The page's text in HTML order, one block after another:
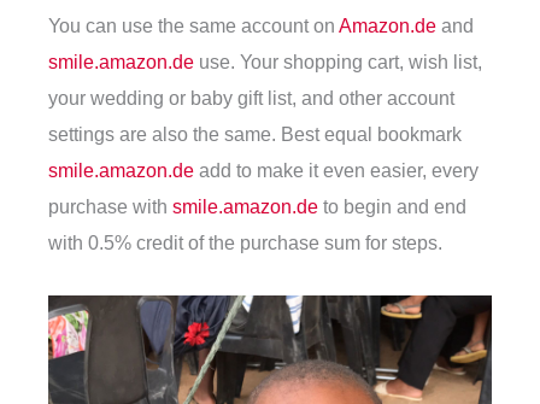
You can use the same account on Amazon.de and
smile.amazon.de use. Your shopping cart, wish list,
your wedding or baby gift list, and other account
settings are also the same. Best equal bookmark
smile.amazon.de add to make it even easier, every
purchase with smile.amazon.de to begin and end
with 0.5% credit of the purchase sum for steps.